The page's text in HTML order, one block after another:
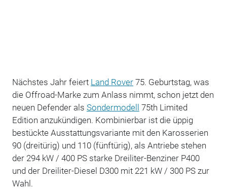
Nächstes Jahr feiert Land Rover75. Geburtstag, was
die Offroad-Marke zum Anlass nimmt, schon jetzt den
neuen Defender als Sondermodell 75th Limited
Edition anzukündigen. Kombinierbar ist die üppig
bestückte Ausstattungsvariante mit den Karosserien
90 (dreitürig) und 110 (fünftürig), als Antriebe stehen
der 294 kW / 400 PS starke Dreiliter-Benziner P400
und der Dreiliter-Diesel D300 mit 221 kW / 300 PS zur
Wahl.